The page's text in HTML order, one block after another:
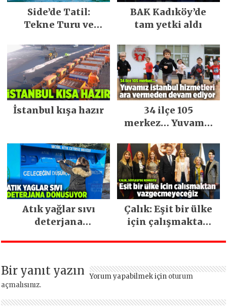
Side’de Tatil:
Tekne Turu ve
BAK Kadıköy’de
tam yetki aldı
İstanbul kışa hazır
34 ilçe 105
merkez… Yuvamız
ara vermeden
devam ediyor
Atık yağlar sıvı
deterjana
Çalık: Eşit bir ülke
için çalışmaktan
Bir yanıt yazın Yorum yapabilmek için oturum
açmalısınız.